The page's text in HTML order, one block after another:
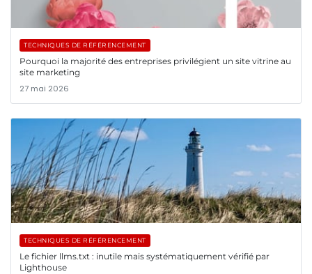
TECHNIQUES DE RÉFÉRENCEMENT
Pourquoi la majorité des entreprises privilégient un site vitrine au
site marketing
27 mai 2026
TECHNIQUES DE RÉFÉRENCEMENT
Le fichier llms.txt : inutile mais systématiquement vérifié par
Lighthouse